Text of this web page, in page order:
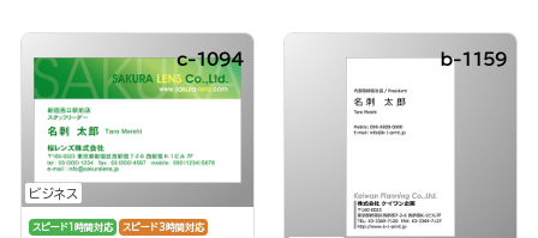
ビジネス
c-1094
スピード1時間対応 スピード3時間対応
b-1159